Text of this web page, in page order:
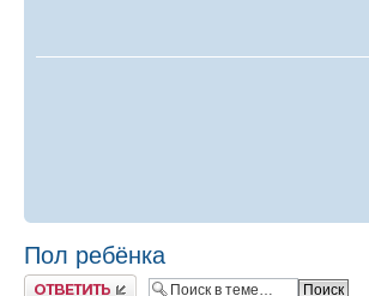
Пол ребёнка
Ответить